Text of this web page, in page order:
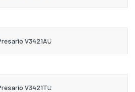
V3421AU
V3421TU